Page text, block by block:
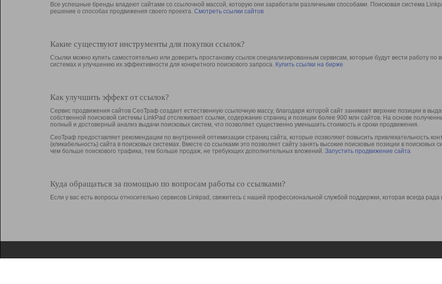
Все успешные бренды владеют сайтами со ссылочной массой, которую они заработали различными способами. Поисковая система
решение о способах продвижения своего проекта. Смотреть ссылки сайтов
Какие существуют инструменты для покупки ссылок?
Ссылки можно купить самостоятельно или доверить простановку ссылок специализированным сервисам, которые будут вести работу
системах и улучшению их эффективности для конкретного поискового запроса. Купить ссылки на бирже
Как улучшить эффект от ссылок?
Сервис продвижения сайтов СеоТраф создает естественную ссылочную массу, благодаря которой сайт занимает верхние позиции в
собственной поисковой системы LinkPad отслеживает ссылки, содержание страниц и позиции более 900 млн сайтов. На основе
полный и достоверный анализ выдачи поисковых систем, что позволяет существенно уменьшить стоимость и сроки продвижения.
СеоТраф предоставляет рекомендации по внутренней оптимизации страниц сайта, которые позволяют повысить привлекательность
(кликабельность) сайта в поисковых системах. Вместе со ссылками это позволяет сайту занять высокие поисковые позиции в поисковых
чем больше поискового трафика, тем больше продаж, не требующих дополнительных вложений. Запустить продвижение сайта
Куда обращаться за помощью по вопросам работы со ссылками?
Если у вас есть вопросы относительно сервисов Linkpad, свяжитесь с нашей профессиональной службой поддержки, которая всегда